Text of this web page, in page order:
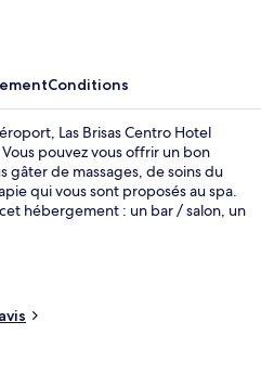
Terrasse/Patio
Conditions
Las Brisas Centro Hotel
pouvez vous offrir un bon
gâter de massages, de soins du
qui vous sont proposés au spa.
hébergement : un bar / salon, un
des transports publics : Station de
trouve à 11 min et Station de